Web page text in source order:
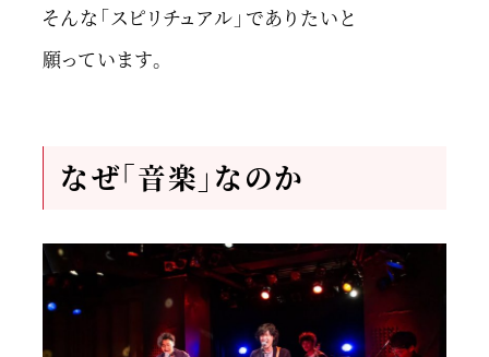
そんな「スピリチュアル」でありたいと
願っています。
なぜ「音楽」なのか